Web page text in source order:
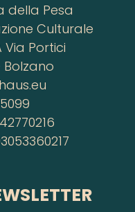
della Pesa
Culturale
Via Portici
Bolzano